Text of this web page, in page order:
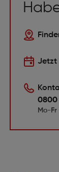
Jetzt
0800
Mo-